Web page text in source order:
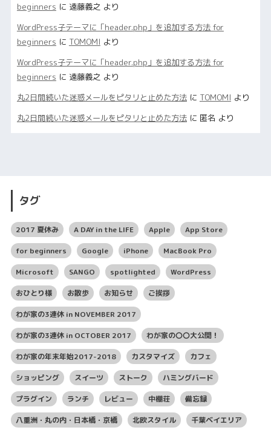
beginners に 遠藤義之 より
WordPress子テーマに「header.php」を追加する方法 for
beginners に TOMOMI より
WordPress子テーマに「header.php」を追加する方法 for
beginners に 遠藤義之 より
丸2日間続いた迷惑メールをピタリと止めた方法に TOMOMI より
丸2日間続いた迷惑メールをピタリと止めた方法に 匿名 より
タグ
2017 夏休み A DAY in the LIFE Apple App Store
for beginners Google iPhone MacBook Pro
Microsoft SANGO spotlighted WordPress
おひとり様 お散歩 お知らせ ご挨拶
わが家の3連休 in NOVEMBER 2017
わが家の3連休 in OCTOBER 2017 わが家の〇〇大公開！
わが家の年末年始2017-2018 カスタマイズ カフェ
ショッピング スイーツ ストーク ハミングバード
プラグイン ランチ レビュー 中棚荘 備忘録
八重洲・丸の内・日本橋・京橋 北欧スタイル 千葉ベイエリア